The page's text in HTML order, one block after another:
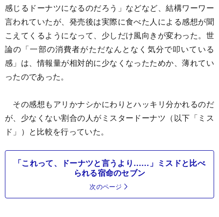
感じるドーナツになるのだろう」などなど、結構ワーワー
言われていたが、発売後は実際に食べた人による感想が聞
こえてくるようになって、少しだけ風向きが変わった。世
論の「一部の消費者がただなんとなく気分で叩いている
感」は、情報量が相対的に少なくなったためか、薄れてい
ったのであった。
その感想もアリかナシかにわりとハッキリ分かれるのだ
が、少なくない割合の人がミスタードーナツ（以下「ミス
ド」）と比較を行っていた。
「これって、ドーナツと言うより……」ミスドと比べ
られる宿命のセブン
次のページ